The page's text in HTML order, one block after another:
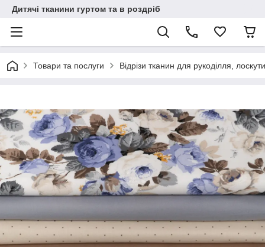
Дитячі тканини гуртом та в роздріб
Товари та послуги Відрізи тканин для рукоділля, лоскути